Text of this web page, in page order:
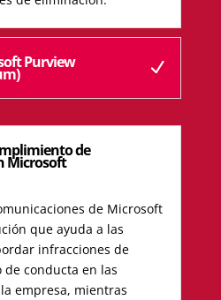
Purview
de
Microsoft
de Microsoft
que ayuda a las
infracciones de
conducta en las
empresa, mientras